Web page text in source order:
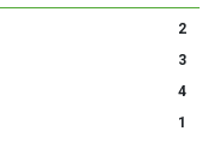
2
3
4
1